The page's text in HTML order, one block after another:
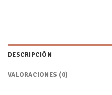
DESCRIPCIÓN
VALORACIONES (0)